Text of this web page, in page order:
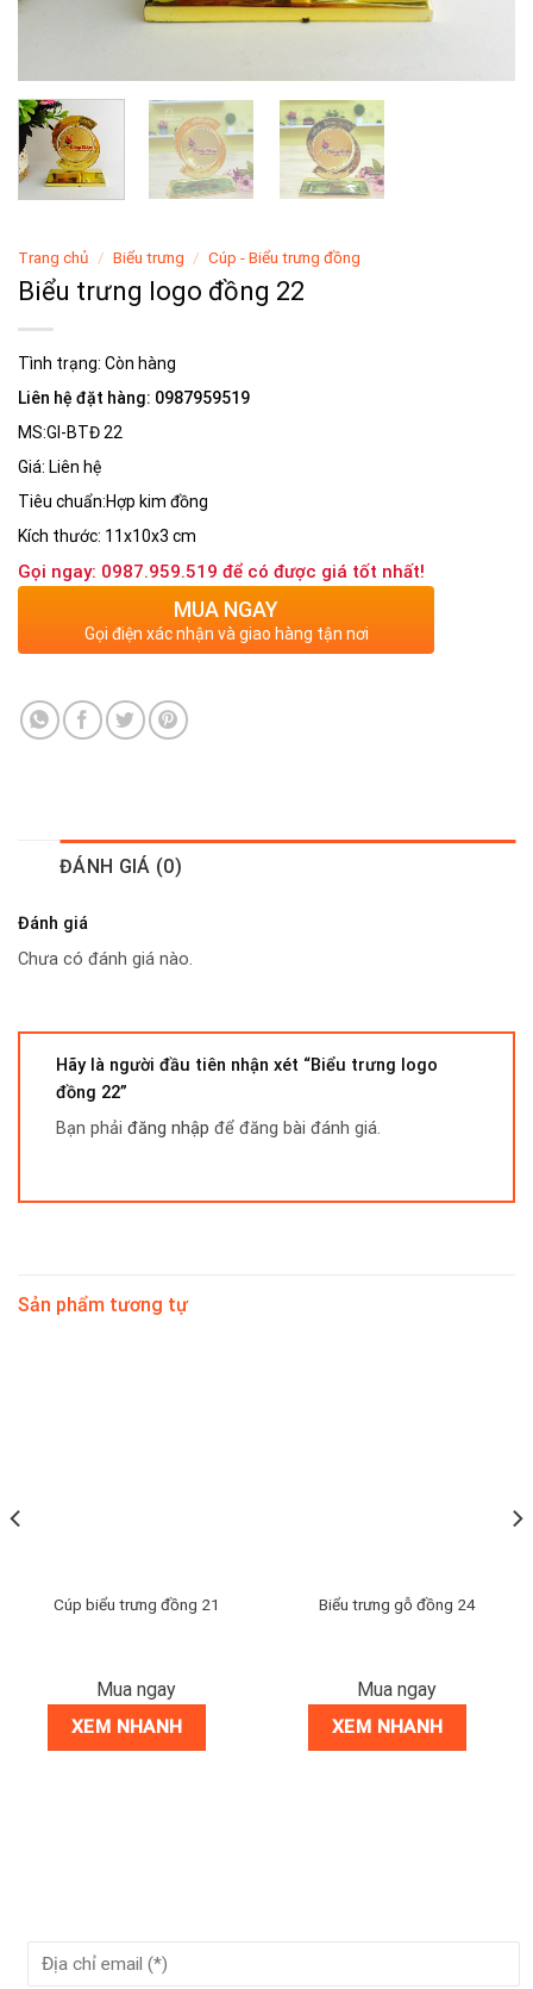
Trang chủ / Biểu trưng / Cúp - Biểu trưng đồng
Biểu trưng logo đồng 22
Tình trạng: Còn hàng
Liên hệ đặt hàng: 0987959519
MS:GI-BTĐ 22
Giá: Liên hệ
Tiêu chuẩn:Hợp kim đồng
Kích thước: 11x10x3 cm
Gọi ngay: 0987.959.519 để có được giá tốt nhất!
MUA NGAY
Gọi điện xác nhận và giao hàng tận nơi
ĐÁNH GIÁ (0)
Đánh giá
Chưa có đánh giá nào.
Hãy là người đầu tiên nhận xét “Biểu trưng logo
đồng 22”
Bạn phải đăng nhập để đăng bài đánh giá.
Sản phẩm tương tự
Cúp biểu trưng đồng 21
Mua ngay
XEM NHANH
Biểu trưng gỗ đồng 24
Mua ngay
XEM NHANH